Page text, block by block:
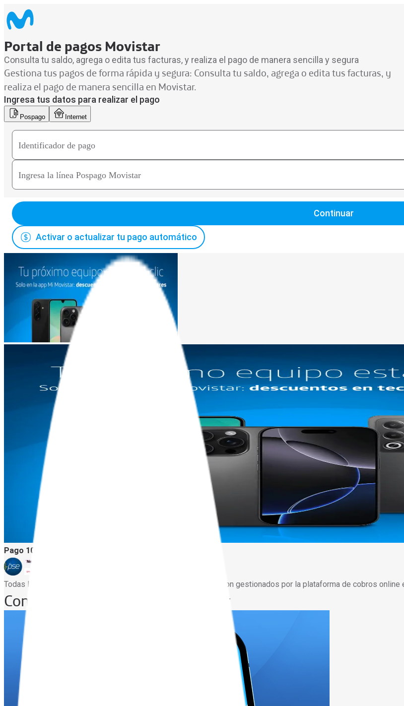
Portal de pagos Movistar
Consulta tu saldo, agrega o edita tus facturas, y realiza el pago de manera sencilla y segura
Gestiona tus pagos de forma rápida y segura: Consulta tu saldo, agrega o edita tus facturas, y
realiza el pago de manera sencilla en Movistar.
Ingresa tus datos para realizar el pago
Pospago Internet
Identificador de pago
Ingresa la línea Pospago Movistar
Continuar
Activar o actualizar tu pago automático
Pago 100% seguro con tus medios favoritos de pago
Todas las transacciones y el procesamiento de tu información son gestionados por la plataforma de cobros online
Conoce más de la App Mi Movistar